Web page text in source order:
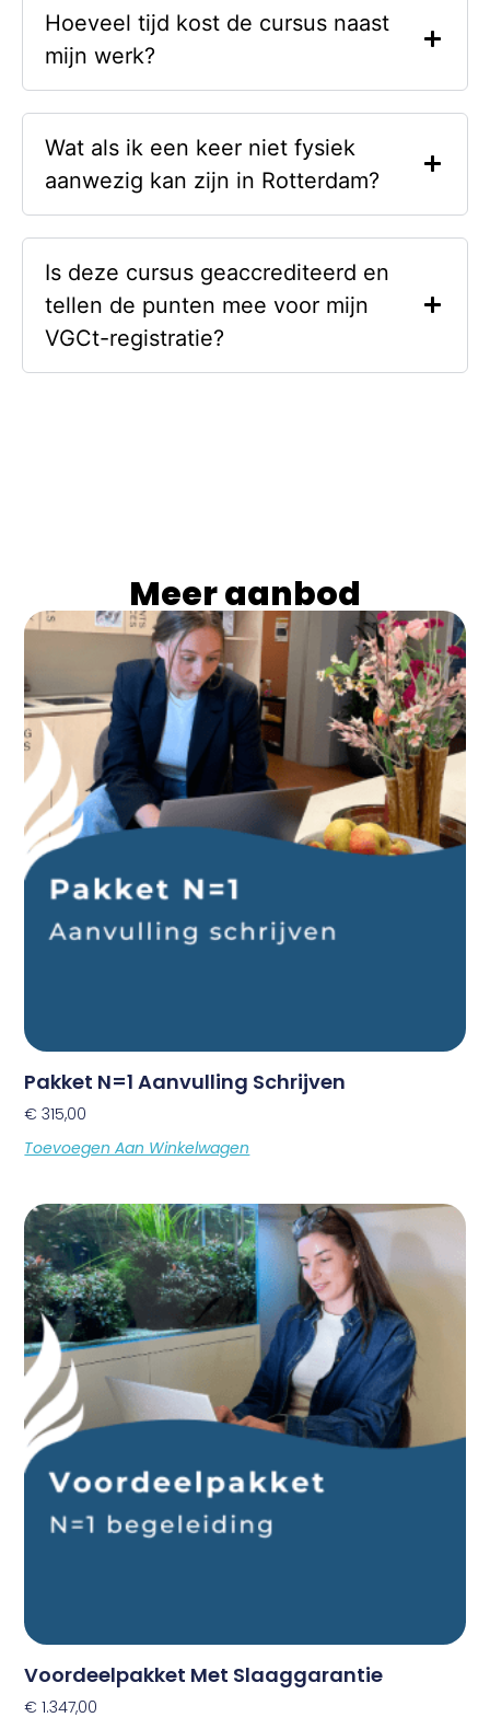
Hoeveel tijd kost de cursus naast
mijn werk?
Wat als ik een keer niet fysiek
aanwezig kan zijn in Rotterdam?
Is deze cursus geaccrediteerd en
tellen de punten mee voor mijn
VGCt-registratie?
Meer aanbod
Pakket N=1 Aanvulling Schrijven
€ 315,00
Toevoegen Aan Winkelwagen
Voordeelpakket Met Slaaggarantie
€ 1.347,00